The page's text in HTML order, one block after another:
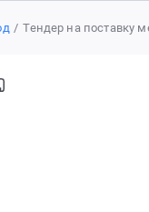
Тендер на поставку